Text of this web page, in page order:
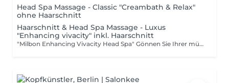
Head Spa Massage - Classic "Creambath & Relax"
ohne Haarschnitt
Haarschnitt & Head Spa Massage - Luxus
"Enhancing vivacity" inkl. Haarschnitt
"Milbon Enhancing Vivacity Head Spa" Gönnen Sie Ihrer müden Kopfhaut und Ihrem Haar eine luxuriöse Entspannung. Das Milbon Enhancing Vivacity Head Spa hält Ihre Kopfhaut gesund und verleiht Ihrem Haar durch eine reichhaltige Behandlung neue Vitalität. Speziell abgestimmte Inhaltsstoffe dringen tief ein und hinterlassen ein erfrischtes Gefühl. Mit dieser auf Haarwachstum spezialisierten Pflege erleben Sie gleichzeitig Schönheit und Wohlbefinden.